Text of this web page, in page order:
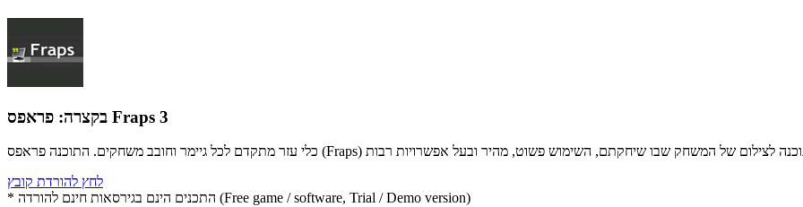
בקצרה: פראפס Fraps 3
לחץ להורדת קובץ
* התכנים הינם בגירסאות חינם להורדה (Free game / software, Trial / Demo version)